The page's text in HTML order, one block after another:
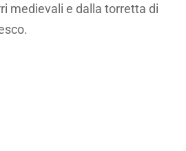
medievali e dalla torretta di